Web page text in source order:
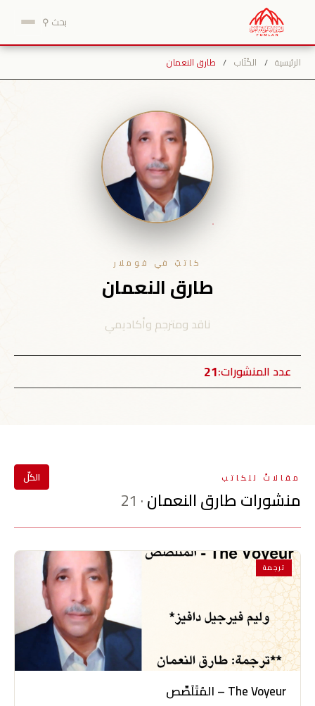
المحتوى
بحث ⚲
الرئيسية / الكُتّاب / طارق النعمان
كاتبٌ في فوملار
طارق النعمان
ناقد ومترجم وأكاديمي
عدد المنشورات:21
مقالاتٌ للكاتب
منشورات طارق النعمان· 21
الكلّ
ترجمة
The Voyeur – المُتَلَصِّص